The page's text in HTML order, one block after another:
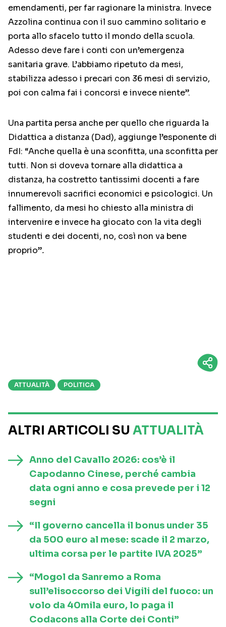
emendamenti, per far ragionare la ministra. Invece
Azzolina continua con il suo cammino solitario e
porta allo sfacelo tutto il mondo della scuola.
Adesso deve fare i conti con un’emergenza
sanitaria grave. L’abbiamo ripetuto da mesi,
stabilizza adesso i precari con 36 mesi di servizio,
poi con calma fai i concorsi e invece niente”.
Una partita persa anche per quello che riguarda la
Didattica a distanza (Dad), aggiunge l’esponente di
FdI: “Anche quella è una sconfitta, una sconfitta per
tutti. Non si doveva tornare alla didattica a
distanza, ha costretto tantissimi docenti a fare
innumerevoli sacrifici economici e psicologici. Un
fallimento, da mesi ho chiesto alla ministra di
intervenire e invece ha giocato con la vita degli
studenti e dei docenti, no, così non va bene
proprio”.
ATTUALITÀ POLITICA
ALTRI ARTICOLI SU ATTUALITÀ
Anno del Cavallo 2026: cos’è il
Capodanno Cinese, perché cambia
data ogni anno e cosa prevede per i 12
segni
“Il governo cancella il bonus under 35
da 500 euro al mese: scade il 2 marzo,
ultima corsa per le partite IVA 2025”
“Mogol da Sanremo a Roma
sull’elisoccorso dei Vigili del fuoco: un
volo da 40mila euro, lo paga il
Codacons alla Corte dei Conti”